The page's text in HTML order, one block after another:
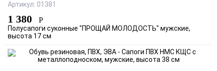
Артикул: 01381
1 380 Р
Полусапоги суконные "ПРОЩАЙ МОЛОДОСТЬ" мужские,
высота 17 см